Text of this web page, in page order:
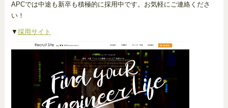
APCでは中途も新卒も積極的に採用中です。お気軽にご連絡くださ
い！
▼ 採用サイト